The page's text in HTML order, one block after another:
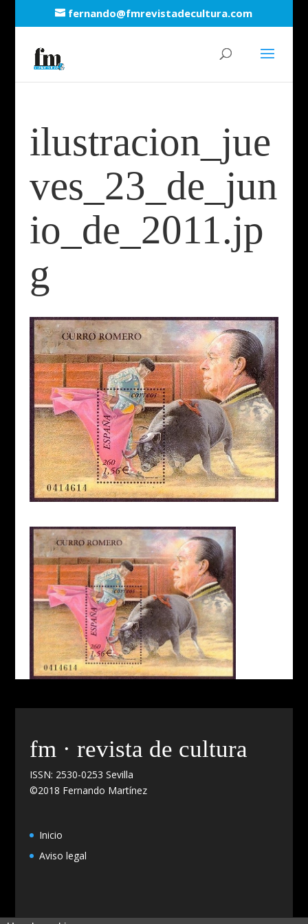
fernando@fmrevistadecultura.com
ilustracion_jue
ves_23_de_jun
io_de_2011.jp
g
fm · revista de cultura
ISSN: 2530-0253 Sevilla
©2018 Fernando Martínez
Inicio
Aviso legal